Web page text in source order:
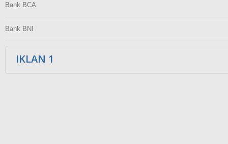
Bank BCA
Bank BNI
IKLAN 1